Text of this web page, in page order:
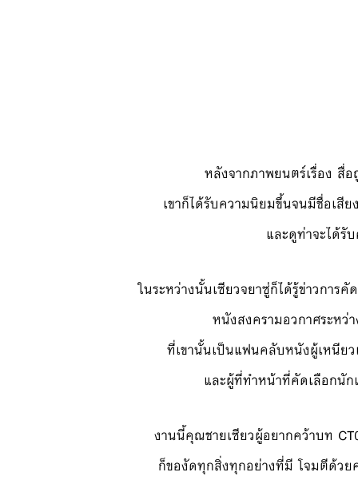
หลังจากภาพยนตร์เรื่อง สื่
เขาก็ได้รับความนิยมขึ้นจนมีชื่อเสี
และดูท่าจะได้รั
ในระหว่างนั้นเซียวจยาซู่ก็ได้รู้ข่าวกา
หนังสงครามอวกาศระหว่
ที่เขานั้นเป็นแฟนคลับหนังผู้เหนีย
และผู้ที่ทำหน้าที่คัดเลือกนัก
งานนี้คุณชายเซียวผู้อยากคว้าบท
ก็ของัดทุกสิ่งทุกอย่างที่มี โจมตีด้วยค